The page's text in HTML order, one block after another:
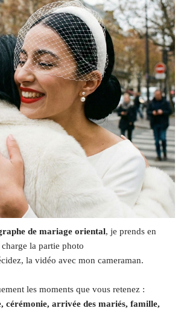
de mariage oriental, je prends en
charge la partie photo
la vidéo avec mon cameraman.
les moments que vous retenez :
cérémonie, arrivée des mariés, famille,